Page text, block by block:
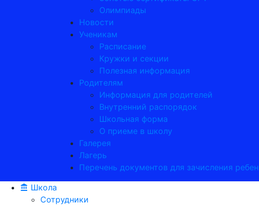
Олимпиады
Новости
Ученикам
Расписание
Кружки и секции
Полезная информация
Родителям
Информация для родителей
Внутренний распорядок
Школьная форма
О приеме в школу
Галерея
Лагерь
Перечень документов для зачисления
Школа
Сотрудники